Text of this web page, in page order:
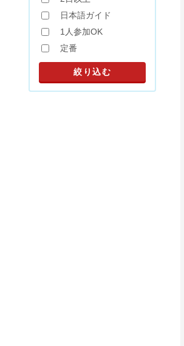
日本語ガイド
1人参加OK
定番